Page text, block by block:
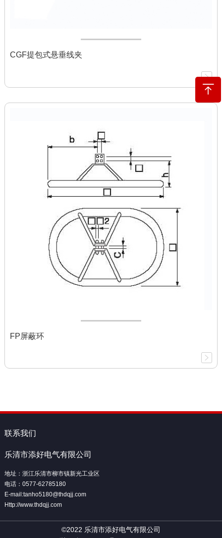
CGF提包式悬垂线夹
FP屏蔽环
联系我们
乐清市添好电气有限公司
地址：浙江乐清市柳市镇新光工业区
电话：0577-62785180
E-mail:tanho5180@thdqjj.com
Http://www.thdqjj.com
©2022 乐清市添好电气有限公司